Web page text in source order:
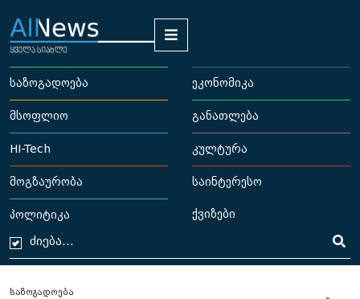
საზოგადოება ეკონომიკა
მსოფლიო განათლება
HI-Tech კულტურა
მოგზაურობა საინტერესო
პოლიტიკა ქვიზები
საზოგადოება